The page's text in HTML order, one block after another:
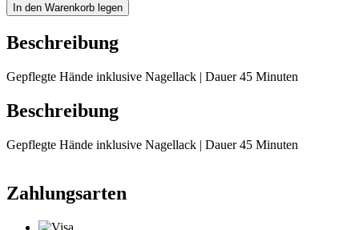
In den Warenkorb legen
Beschreibung
Gepflegte Hände inklusive Nagellack | Dauer 45 Minuten
Beschreibung
Gepflegte Hände inklusive Nagellack | Dauer 45 Minuten
Zahlungsarten